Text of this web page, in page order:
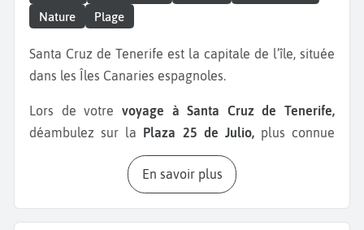
Nature
Plage
Santa Cruz de Tenerife est la capitale de l’île, située
dans les Îles Canaries espagnoles.
Lors de votre voyage à Santa Cruz de Tenerife,
déambulez sur la Plaza 25 de Julio,plus connue
sous le nom de «Plaza de los Platos
du bâtiment de la mairie, celle-ci abrite une
fontaine, recouverte de carreaux de céramique,
identique à la « fuente de las Ranas » du Parc de
En savoir plus